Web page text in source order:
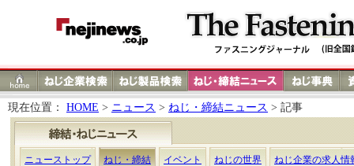
現在位置： HOME > ニュース > ねじ・締結ニュース > 記事
ニューストップ ねじ・締結 イベント ねじの世界 ねじ企業の求人情